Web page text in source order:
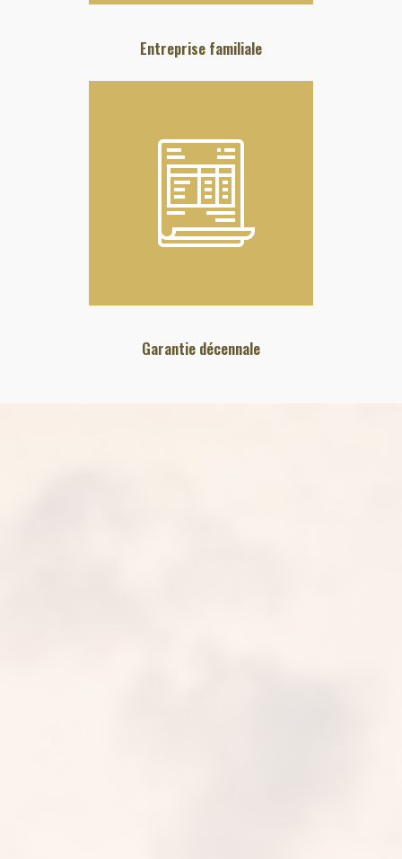
Entreprise familiale
Garantie décennale